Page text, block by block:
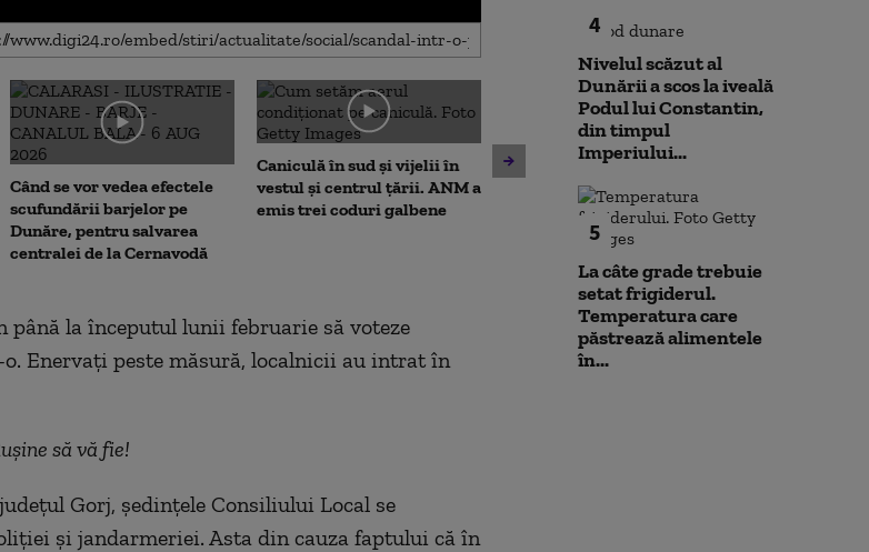
Când se vor vedea efectele
scufundării barjelor pe
Dunăre, pentru salvarea
centralei de la Cernavodă
Caniculă în sud și vijelii în
vestul și centrul țării. ANM a
emis trei coduri galbene
Moody's menține ratingul de
țară al României, cu
perspectivă negativă.
Alexandru Nazare: E un
răgaz, nu motiv de relaxare
neuniform și
până la începutul lunii februarie să voteze
Enervați peste măsură, localnicii au intrat în
să vă fie!
Gorj, ședințele Consiliului Local se
și jandarmeriei. Asta din cauza faptului că în
4
Nivelul scăzut al
Dunării a scos la iveală
Podul lui Constantin,
din timpul
Imperiului...
5
La câte grade trebuie
setat frigiderul.
Temperatura care
păstrează alimentele
în...